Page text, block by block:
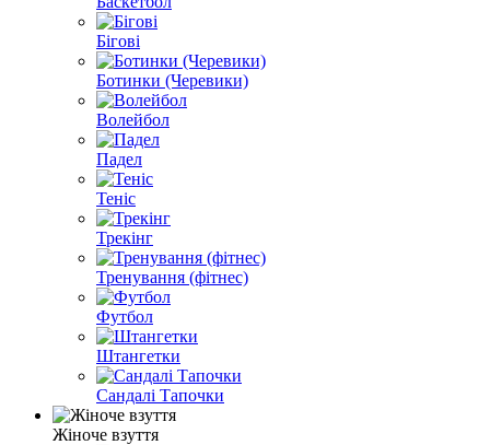
Бігові
Ботинки (Черевики)
Волейбол
Падел
Теніс
Трекінг
Тренування (фітнес)
Футбол
Штангетки
Сандалі Тапочки
Жіноче взуття